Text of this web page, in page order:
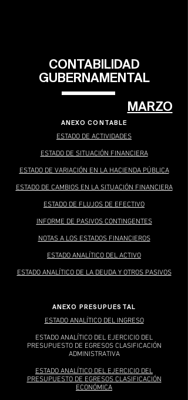
CONTABILIDAD
GUBERNAMENTAL
MARZO
ANEXO CONTABLE
ESTADO DE ACTIVIDADES
ESTADO DE SITUACIÓN FINANCIERA
ESTADO DE VARIACIÓN EN LA HACIENDA PÚBLICA
ESTADO DE CAMBIOS EN LA SITUACIÓN FINANCIERA
ESTADO DE FLUJOS DE EFECTIVO
INFORME DE PASIVOS CONTINGENTES
NOTAS A LOS ESTADOS FINANCIEROS
ESTADO ANALÍTICO DEL ACTIVO
ESTADO ANALÍTICO DE LA DEUDA Y OTROS PASIVOS
ANEXO PRESUPUESTAL
ESTADO ANALÍTICO DEL INGRESO
ESTADO ANALÍTICO DEL EJERCICIO DEL
PRESUPUESTO DE EGRESOS CLASIFICACIÓN
ADMINISTRATIVA
ESTADO ANALÍTICO DEL EJERCICIO DEL
PRESUPUESTO DE EGRESOS CLASIFICACIÓN
ECONÓMICA